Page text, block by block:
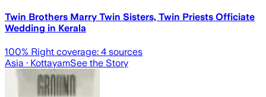
Twin Brothers Marry Twin Sisters, Twin Priests Officiate
Wedding in Kerala
100% Right coverage: 4 sources
Asia · KottayamSee the Story